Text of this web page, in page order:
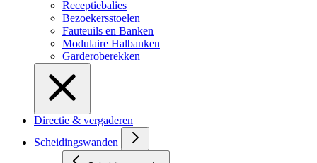
Receptiebalies
Bezoekersstoelen
Fauteuils en Banken
Modulaire Halbanken
Garderoberekken
Directie & vergaderen
Scheidingswanden